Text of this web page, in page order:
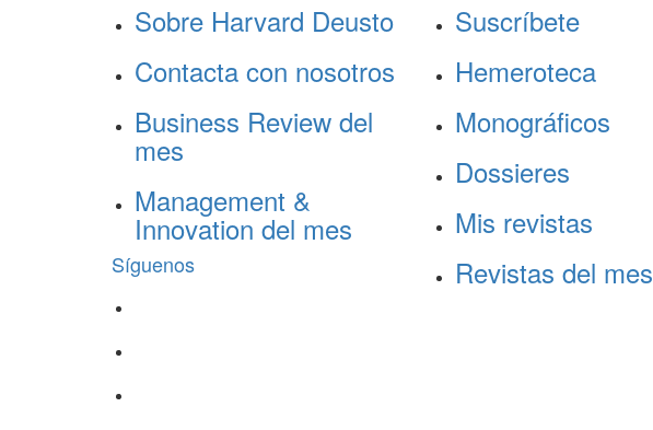
Sobre Harvard Deusto
Contacta con nosotros
Business Review del
mes
Management &
Innovation del mes
Síguenos
Suscríbete
Hemeroteca
Monográficos
Dossieres
Mis revistas
Revistas del mes